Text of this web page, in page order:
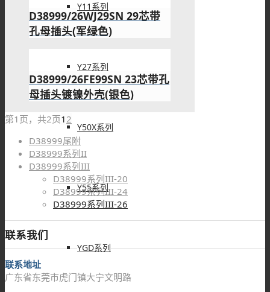
Y11系列
Y27系列
Y50X系列
Y55系列
YGD系列
D38999/26WJ29SN 29芯带
孔母插头(军绿色)
D38999/26FE99SN 23芯带孔
母插头镀镍外壳(银色)
第1页，共2页1 2
D38999尾附
D38999系列II
D38999系列III
D38999系列III-20
D38999系列III-24
D38999系列III-26
联系我们
联系地址
广东省东莞市虎门镇大宁文明路